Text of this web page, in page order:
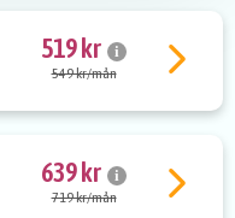
519 kr i
549 kr/mån
639 kr i
719 kr/mån